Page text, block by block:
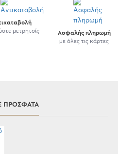
μετρητοίς
Ασφαλής πληρωμή
με όλες τις κάρτες
ΠΡΌΣΦΑΤΑ